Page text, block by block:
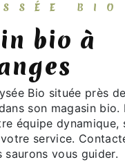
BIO
son magasin bio.
équipe dynamique,
service.
saurons vous guider.